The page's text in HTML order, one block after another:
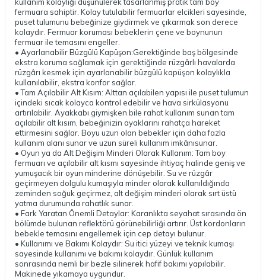
fermuara sahiptir. Kolay tutulabilir fermuarlar elcikleri sayesinde,
puset tulumunu bebeğinize giydirmek ve çıkarmak son derece
kolaydır. Fermuar koruması bebeklerin çene ve boynunun
fermuar ile temasını engeller.
• Ayarlanabilir Büzgülü Kapüşon:Gerektiğinde baş bölgesinde
ekstra koruma sağlamak için gerektiğinde rüzgârlı havalarda
rüzgârı kesmek için ayarlanabilir büzgülü kapüşon kolaylıkla
kullanılabilir, ekstra konfor sağlar.
• Tam Açılabilir Alt Kısım: Alttan açılabilen yapısı ile puset tulumun
içindeki sıcak kolayca kontrol edebilir ve hava sirkülasyonu
artırılabilir. Ayakkabı giymişken bile rahat kullanım sunan tam
açılabilir alt kısım, bebeğinizin ayaklarını rahatça hareket
ettirmesini sağlar. Boyu uzun olan bebekler için daha fazla
kullanım alanı sunar ve uzun süreli kullanım imkânısunar.
• Oyun ya da Alt Değişim Minderi Olarak Kullanım: Tam boy
fermuarı ve açılabilir alt kısmı sayesinde ihtiyaç halinde geniş ve
yumuşacık bir oyun minderine dönüşebilir. Su ve rüzgâr
geçirmeyen dolgulu kumaşıyla minder olarak kullanıldığında
zeminden soğuk geçirmez, alt değişim minderi olarak sırt üstü
yatma durumunda rahatlık sunar.
• Fark Yaratan Önemli Detaylar: Karanlıkta seyahat sırasında ön
bölümde bulunan reflektörü görünebilirliği artırır. Üst kordonların
bebekle temasını engellemek için cep detayı bulunur.
• Kullanımı ve Bakımı Kolaydır: Su itici yüzeyi ve teknik kumaşı
sayesinde kullanımı ve bakımı kolaydır. Günlük kullanım
sonrasında nemli bir bezle silinerek hafif bakımı yapılabilir.
Makinede yıkamaya uygundur.